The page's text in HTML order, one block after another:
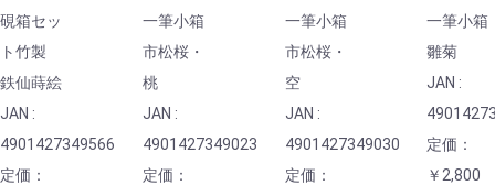
硯箱セッ
ト竹製
鉄仙蒔絵
JAN :
4901427349566
定価：
一筆小箱
市松桜・
桃
JAN :
4901427349023
定価：
一筆小箱
市松桜・
空
JAN :
4901427349030
定価：
一筆小箱
雛菊
JAN :
定価：
￥2,800